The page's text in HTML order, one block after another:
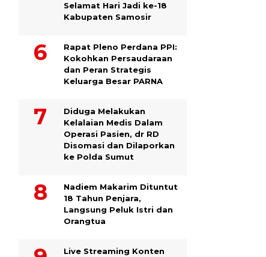
Selamat Hari Jadi ke-18
Kabupaten Samosir
Rapat Pleno Perdana PPI:
Kokohkan Persaudaraan
dan Peran Strategis
Keluarga Besar PARNA
Diduga Melakukan
Kelalaian Medis Dalam
Operasi Pasien, dr RD
Disomasi dan Dilaporkan
ke Polda Sumut
​Nadiem Makarim Dituntut
18 Tahun Penjara,
Langsung Peluk Istri dan
Orangtua
Live Streaming Konten